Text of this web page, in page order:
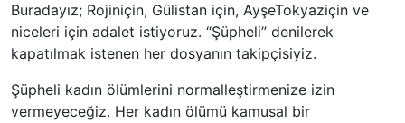
Buradayız; Rojiniçin, Gülistan için, AyşeTokyaziçin ve
niceleri için adalet istiyoruz. “Şüpheli” denilerek
kapatılmak istenen her dosyanın takipçisiyiz.
Şüpheli kadın ölümlerini normalleştirmenize izin
vermeyeceğiz. Her kadın ölümü kamusal bir